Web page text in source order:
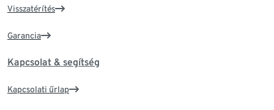
Visszatérítés
Garancia
Kapcsolat & segítség
Kapcsolati űrlap